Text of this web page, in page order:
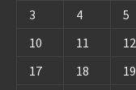
3
4 5
10
11 12
17
18 19